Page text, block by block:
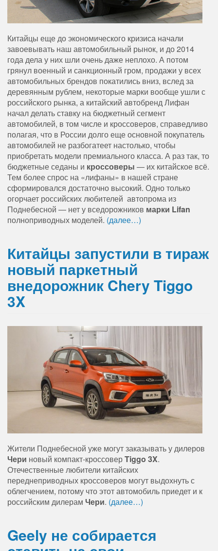
Китайцы еще до экономического кризиса начали
завоевывать наш автомобильный рынок, и до 2014
года дела у них шли очень даже неплохо. А потом
грянул военный и санкционный гром, продажи у всех
автомобильных брендов покатились вниз, вслед за
деревянным рублем, некоторые марки вообще ушли с
российского рынка, а китайский автобренд Лифан
начал делать ставку на бюджетный сегмент
автомобилей, в том числе и кроссоверов, справедливо
полагая, что в России долго еще основной покупатель
автомобилей не разбогатеет настолько, чтобы
приобретать модели премиального класса. А раз так, то
бюджетные седаны и кроссоверы — их китайское всё.
Тем более спрос на «лифаны» в нашей стране
сформировался достаточно высокий. Одно только
огорчает российских любителей автопрома из
Поднебесной — нет у вседорожников марки Lifan
полноприводных моделей. (далее…)
Китайцы запустили в тираж
новый паркетный
внедорожник Chery Tiggo
3X
Жители Поднебесной уже могут заказывать у дилеров
Чери новый компакт-кроссоверTiggo 3X.
Отечественные любители китайских
переднеприводных кроссоверов могут выдохнуть с
облегчением, потому что этот автомобиль приедет и к
российским дилерам Чери. (далее…)
Geely не собирается